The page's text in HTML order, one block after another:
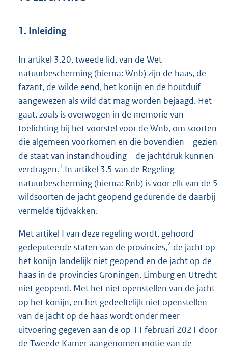
1. Inleiding
In artikel 3.20, tweede lid, van de Wet
natuurbescherming (hierna: Wnb) zijn de haas, de
fazant, de wilde eend, het konijn en de houtduif
aangewezen als wild dat mag worden bejaagd. Het
gaat, zoals is overwogen in de memorie van
toelichting bij het voorstel voor de Wnb, om soorten
die algemeen voorkomen en die bovendien – gezien
de staat van instandhouding – de jachtdruk kunnen
verdragen.1 In artikel 3.5 van de Regeling
natuurbescherming (hierna: Rnb) is voor elk van de 5
wildsoorten de jacht geopend gedurende de daarbij
vermelde tijdvakken.
Met artikel I van deze regeling wordt, gehoord
gedeputeerde staten van de provincies,2 de jacht op
het konijn landelijk niet geopend en de jacht op de
haas in de provincies Groningen, Limburg en Utrecht
niet geopend. Met het niet openstellen van de jacht
op het konijn, en het gedeeltelijk niet openstellen
van de jacht op de haas wordt onder meer
uitvoering gegeven aan de op 11 februari 2021 door
de Tweede Kamer aangenomen motie van de